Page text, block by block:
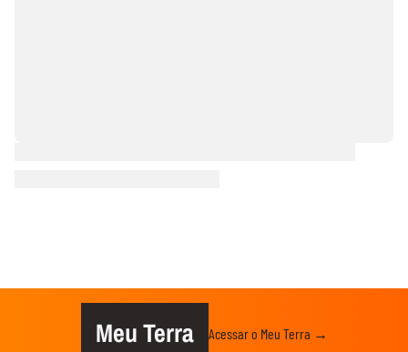
Meu Terra Acessar o Meu Terra →